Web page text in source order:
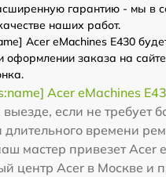
гарантию - мы в
наших работ.
Acer eMachines E430
оформлении заказа на
Acer eMachines
если не требует
длительного времени
мастер привезет Acer
центр Acer в Москве и